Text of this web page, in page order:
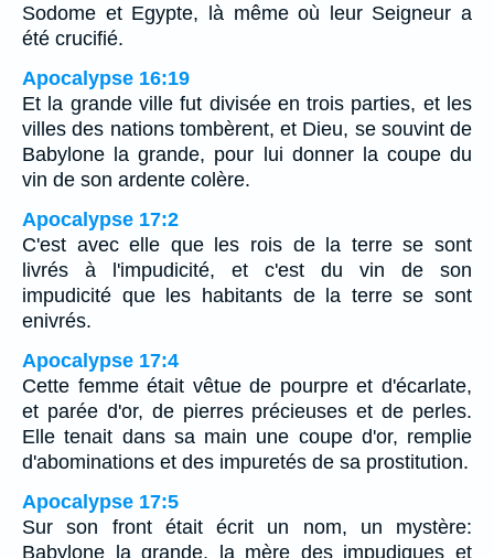
Sodome et Egypte, là même où leur Seigneur a
été crucifié.
Apocalypse 16:19
Et la grande ville fut divisée en trois parties, et les
villes des nations tombèrent, et Dieu, se souvint de
Babylone la grande, pour lui donner la coupe du
vin de son ardente colère.
Apocalypse 17:2
C'est avec elle que les rois de la terre se sont
livrés à l'impudicité, et c'est du vin de son
impudicité que les habitants de la terre se sont
enivrés.
Apocalypse 17:4
Cette femme était vêtue de pourpre et d'écarlate,
et parée d'or, de pierres précieuses et de perles.
Elle tenait dans sa main une coupe d'or, remplie
d'abominations et des impuretés de sa prostitution.
Apocalypse 17:5
Sur son front était écrit un nom, un mystère:
Babylone la grande, la mère des impudiques et